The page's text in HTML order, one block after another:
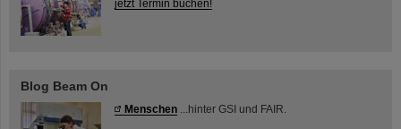
jetzt Termin buchen!
Blog Beam On
Menschen ...hinter GSI und FAIR.